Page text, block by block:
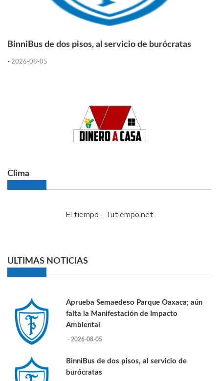
BinniBus de dos pisos, al servicio de burócratas
- 2026-08-05
Clima
El tiempo - Tutiempo.net
ULTIMAS NOTICIAS
Aprueba Semaedeso Parque Oaxaca; aún
falta la Manifestación de Impacto
Ambiental
- 2026-08-05
BinniBus de dos pisos, al servicio de
burócratas